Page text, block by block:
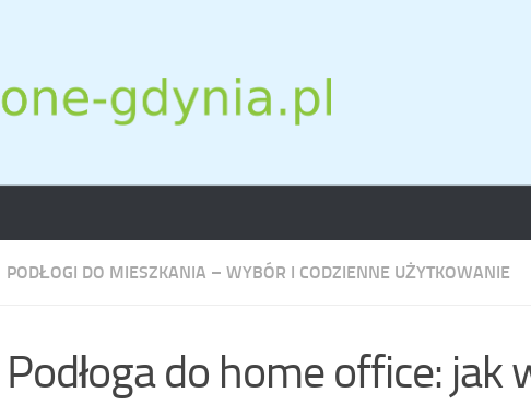
PODŁOGI DO MIESZKANIA – WYBÓR I CODZIENNE UŻYTKOWANIE
Podłoga do home office: jak